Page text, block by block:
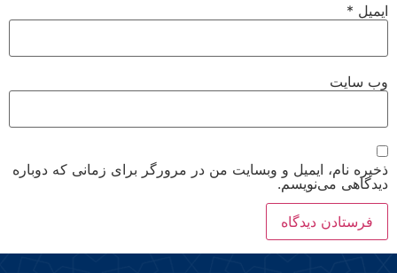
ایمیل *
وب‌ سایت
ذخیره نام، ایمیل و وبسایت من در مرورگر برای زمانی که دوباره
دیدگاهی می‌نویسم.